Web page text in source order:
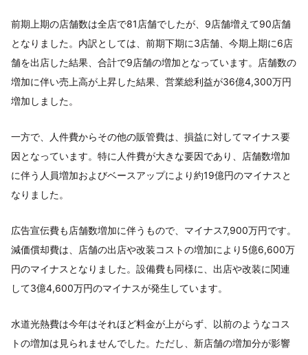
前期上期の店舗数は全店で81店舗でしたが、9店舗増えて90店舗
となりました。内訳としては、前期下期に3店舗、今期上期に6店
舗を出店した結果、合計で9店舗の増加となっています。店舗数の
増加に伴い売上高が上昇した結果、営業総利益が36億4,300万円
増加しました。
一方で、人件費からその他の販管費は、損益に対してマイナス要
因となっています。特に人件費が大きな要因であり、店舗数増加
に伴う人員増加およびベースアップにより約19億円のマイナスと
なりました。
広告宣伝費も店舗数増加に伴うもので、マイナス7,900万円です。
減価償却費は、店舗の出店や改装コストの増加により5億6,600万
円のマイナスとなりました。設備費も同様に、出店や改装に関連
して3億4,600万円のマイナスが発生しています。
水道光熱費は今年はそれほど料金が上がらず、以前のようなコス
トの増加は見られませんでした。ただし、新店舗の増加分が影響